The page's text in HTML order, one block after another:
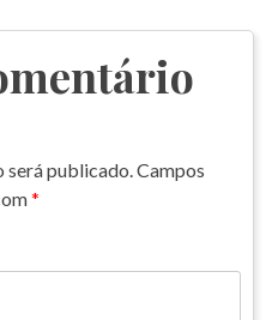
será publicado.Campos
*